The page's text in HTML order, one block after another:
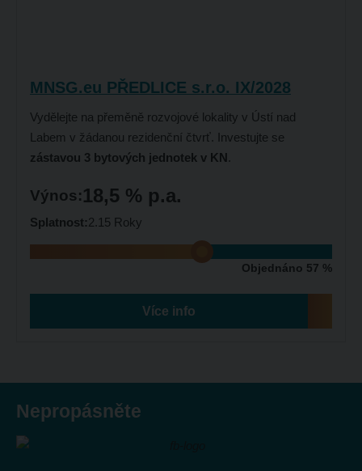
MNSG.eu PŘEDLICE s.r.o. IX/2028
Vydělejte na přeměně rozvojové lokality v Ústí nad
Labem v žádanou rezidenční čtvrť. Investujte se
zástavou 3 bytových jednotek v KN.
Výnos:18,5 % p.a.
Splatnost:2.15 Roky
Objednáno 57 %
Více info
Nepropásněte